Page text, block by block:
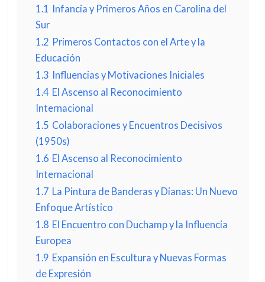
1.1 Infancia y Primeros Años en Carolina del
Sur
1.2 Primeros Contactos con el Arte y la
Educación
1.3 Influencias y Motivaciones Iniciales
1.4 El Ascenso al Reconocimiento
Internacional
1.5 Colaboraciones y Encuentros Decisivos
(1950s)
1.6 El Ascenso al Reconocimiento
Internacional
1.7 La Pintura de Banderas y Dianas: Un Nuevo
Enfoque Artístico
1.8 El Encuentro con Duchamp y la Influencia
Europea
1.9 Expansión en Escultura y Nuevas Formas
de Expresión